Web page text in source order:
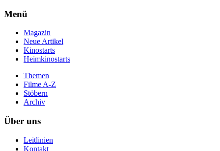
Menü
Magazin
Neue Artikel
Kinostarts
Heimkinostarts
Themen
Filme A-Z
Stöbern
Archiv
Über uns
Leitlinien
Kontakt